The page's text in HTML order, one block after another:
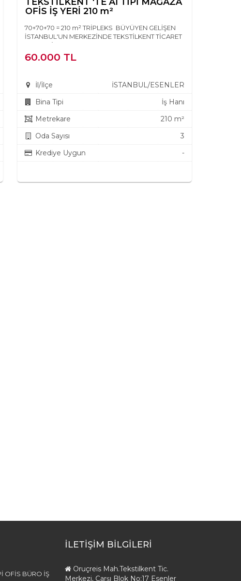
OFİS İŞ YERİ 210 m²
70+70+70 = 210 m² TRİPLEKS BÜYÜYEN GELİŞEN
İSTANBUL'UN MERKEZİNDE TEKSTİLKENT TİCARET
MERKEZİNDE KULLANIMA H...
60.000 TL
İl/İlçe
İSTANBUL/ESENLER
Bina Tipi
İş Hanı
Metrekare
210 m²
Oda Sayısı
3
Krediye Uygun
-
OFİS BÜRO İŞ
İLETİŞİM BİLGİLERİ
Oruçreis Mah.Tekstilkent Tic.
Merkezi, Çarşı Blok No:17 Esenler